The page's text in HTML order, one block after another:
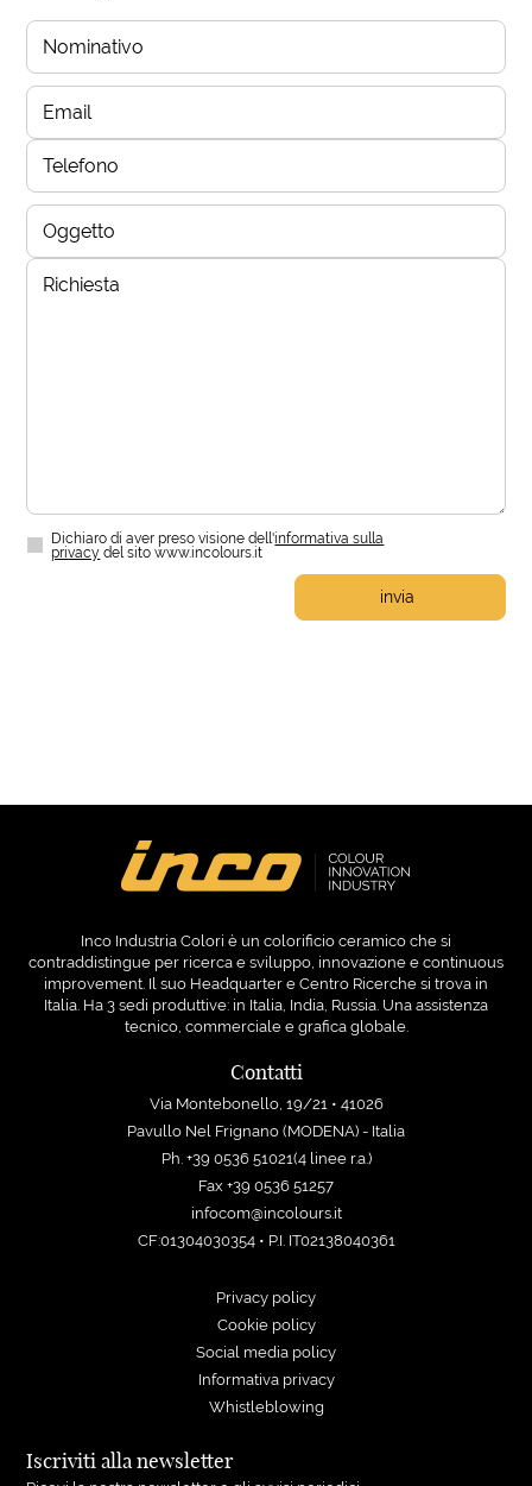
Dichiaro di aver preso visione dell'informativa sulla
privacy del sito www.incolours.it
invia
Inco Industria Colori è un colorificio ceramico che si
contraddistingue per ricerca e sviluppo, innovazione e continuous
improvement. Il suo Headquarter e Centro Ricerche si trova in
Italia. Ha 3 sedi produttive: in Italia, India, Russia. Una assistenza
tecnico, commerciale e grafica globale.
Contatti
Via Montebonello, 19/21 • 41026
Pavullo Nel Frignano (MODENA) - Italia
Ph. +39 0536 51021(4 linee r.a.)
Fax +39 0536 51257
infocom@incolours.it
CF:01304030354 • P.I. IT02138040361
Privacy policy
Cookie policy
Social media policy
Informativa privacy
Whistleblowing
Iscriviti alla newsletter